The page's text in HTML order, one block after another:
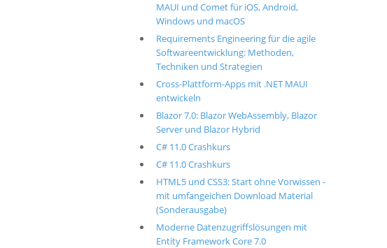
MAUI und Comet für iOS, Android,
Windows und macOS
Requirements Engineering für die agile
Softwareentwicklung: Methoden,
Techniken und Strategien
Cross-Plattform-Apps mit .NET MAUI
entwickeln
Blazor 7.0: Blazor WebAssembly, Blazor
Server und Blazor Hybrid
C# 11.0 Crashkurs
C# 11.0 Crashkurs
HTML5 und CSS3: Start ohne Vorwissen -
mit umfangeichen Download Material
(Sonderausgabe)
Moderne Datenzugriffslösungen mit
Entity Framework Core 7.0